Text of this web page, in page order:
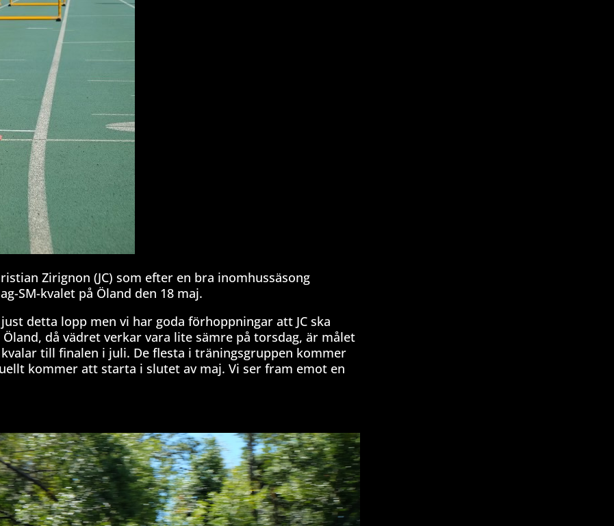
Zirignon (JC) som efter en bra inomhussäsong
SM-kvalet på Öland den 18 maj.
detta lopp men vi har goda förhoppningar att JC ska
då vädret verkar vara lite sämre på torsdag, är målet
till finalen i juli. De flesta i träningsgruppen kommer
kommer att starta i slutet av maj. Vi ser fram emot en